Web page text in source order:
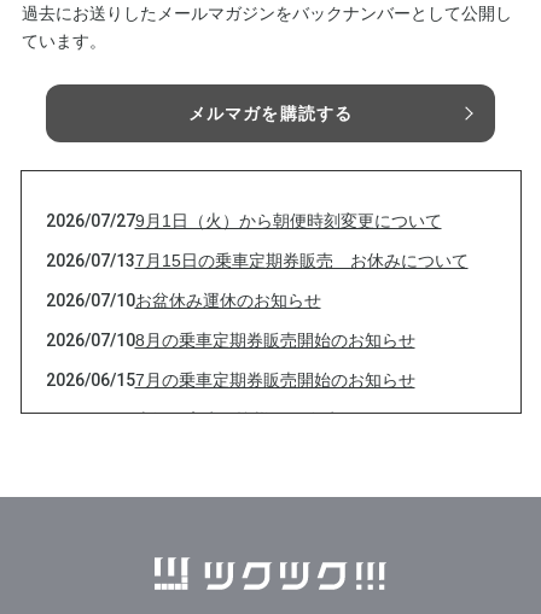
過去にお送りしたメールマガジンをバックナンバーとして公開し
ています。
メルマガを購読する
2026/07/279月1日（火）から朝便時刻変更について
2026/07/137月15日の乗車定期券販売 お休みについて
2026/07/10お盆休み運休のお知らせ
2026/07/108月の乗車定期券販売開始のお知らせ
2026/06/157月の乗車定期券販売開始のお知らせ
2026/06/01古河三高生の皆様へ 臨時便について
6月の乗車定期券販売開始のお知らせ